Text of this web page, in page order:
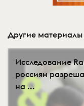
Другие материалы
Исследование
россиян
на ...